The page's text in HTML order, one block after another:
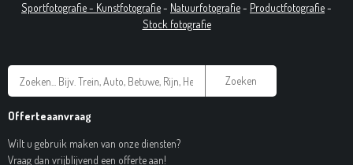
Sportfotografie - Kunstfotografie- Natuurfotografie- Productfotografie-
Stock fotografie
Zoeken
Offerteaanvraag
Wilt u gebruik maken van onze diensten?
Vraag dan vrijblijvend een offerte aan!